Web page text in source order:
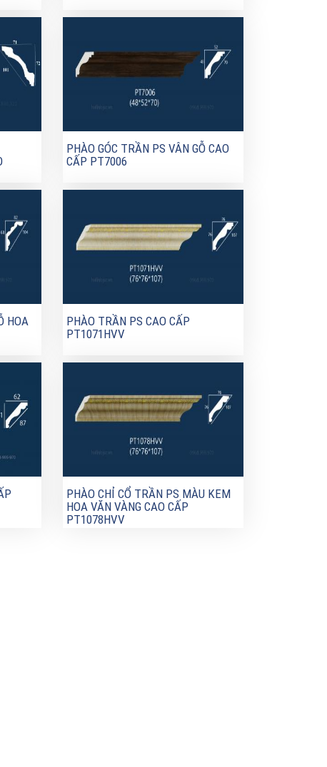
PHÀO GÓC TRẦN PS VÂN GỖ CAO
CẤP PT7006
HOA
PHÀO TRẦN PS CAO CẤP
PT1071HVV
PHÀO CHỈ CỔ TRẦN PS MÀU KEM
HOA VĂN VÀNG CAO CẤP
PT1078HVV